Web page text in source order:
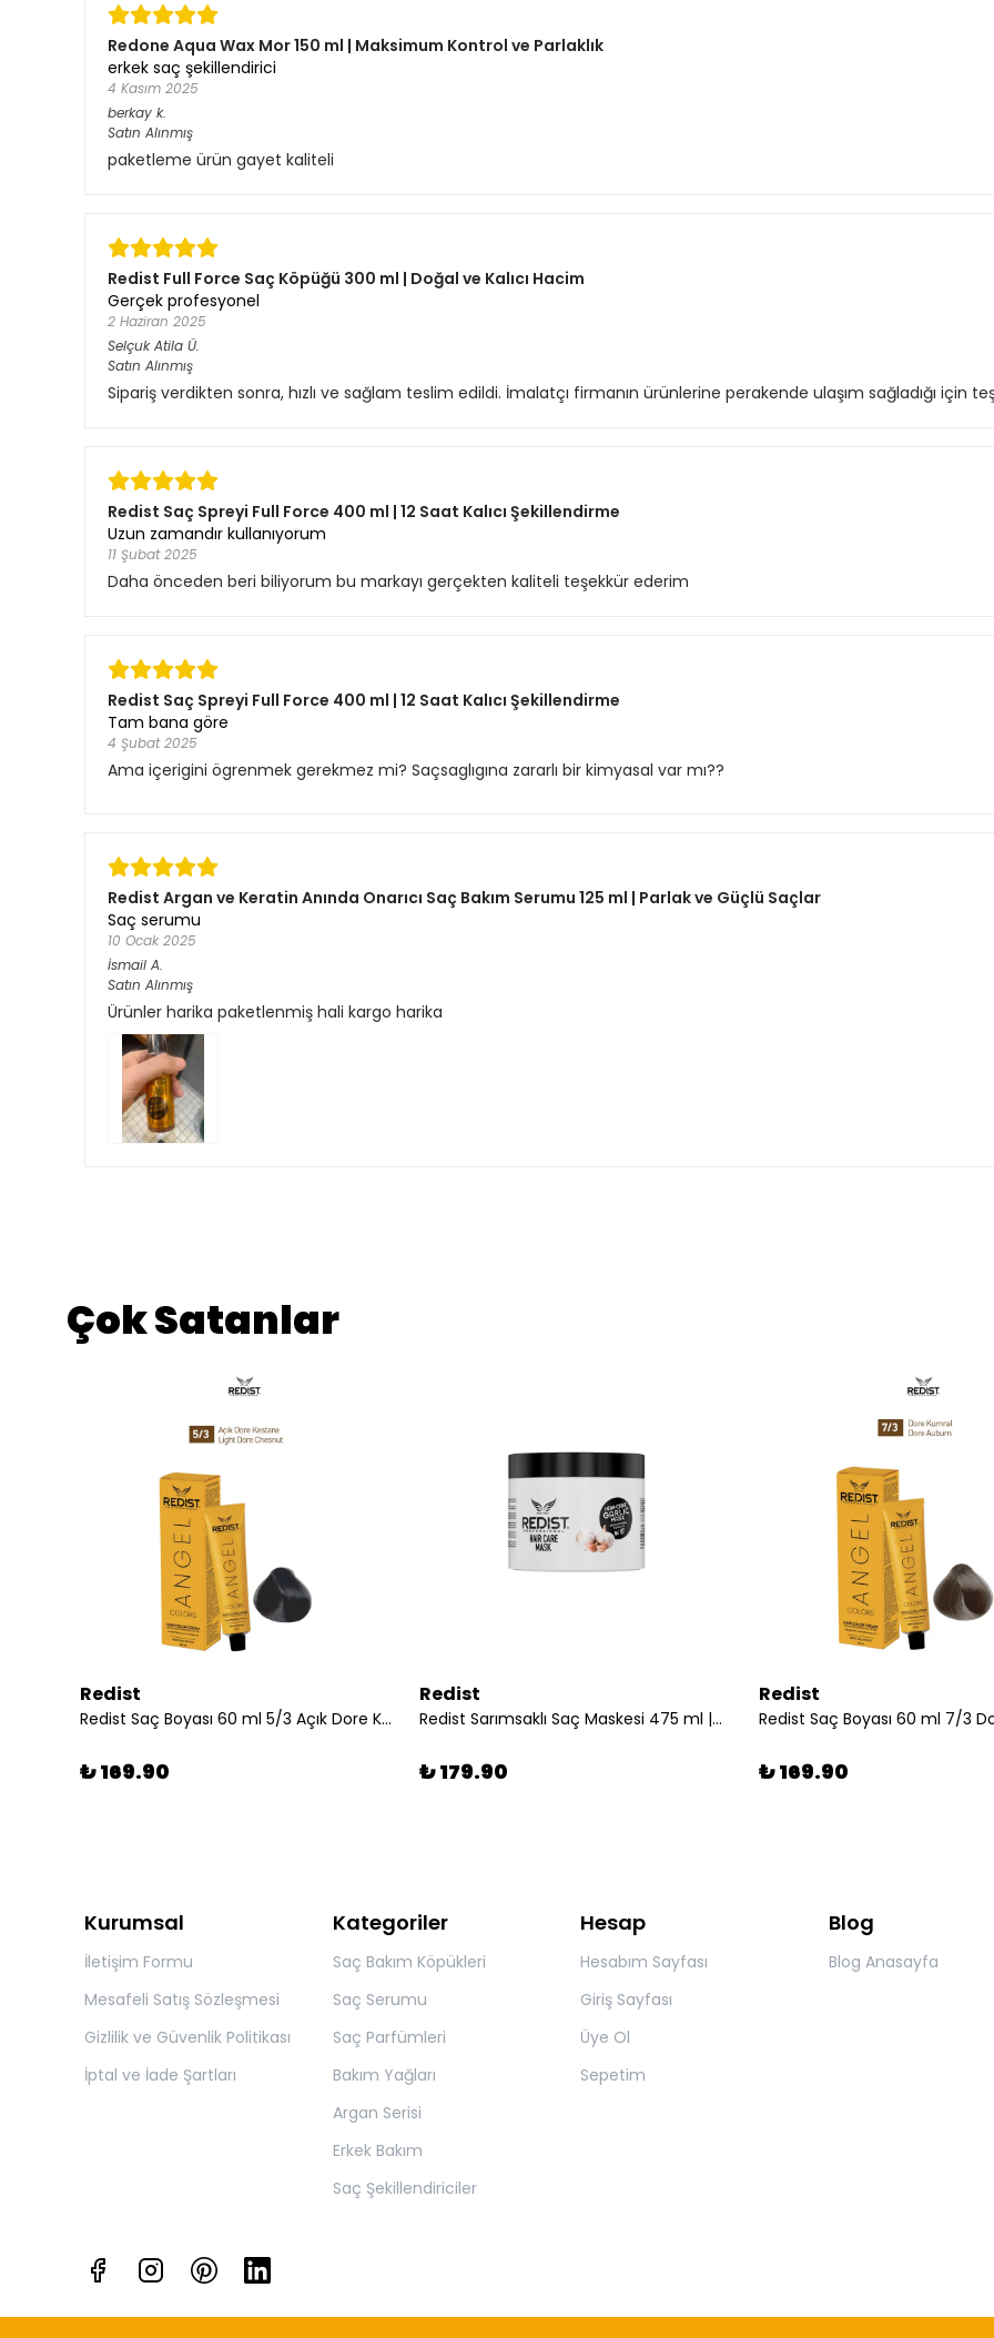
Redone Aqua Wax Mor 150 ml | Maksimum Kontrol ve Parlaklık
erkek saç şekillendirici
4 Kasım 2025
berkay k.
Satın Alınmış
paketleme ürün gayet kaliteli
Redist Full Force Saç Köpüğü 300 ml | Doğal ve Kalıcı Hacim
Gerçek profesyonel
2 Haziran 2025
Selçuk Atila Ü.
Satın Alınmış
Sipariş verdikten sonra, hızlı ve sağlam teslim edildi. İmalatçı firmanın ürünlerine perakende ulaşım sağladığı için
Redist Saç Spreyi Full Force 400 ml | 12 Saat Kalıcı Şekillendirme
Uzun zamandır kullanıyorum
11 Şubat 2025
Daha önceden beri biliyorum bu markayı gerçekten kaliteli teşekkür ederim
Redist Saç Spreyi Full Force 400 ml | 12 Saat Kalıcı Şekillendirme
Tam bana göre
4 Şubat 2025
Ama içerigini ögrenmek gerekmez mi? Saçsaglıgına zararlı bir kimyasal var mı??
Redist Argan ve Keratin Anında Onarıcı Saç Bakım Serumu 125 ml | Parlak ve Güçlü Saçlar
Saç serumu
10 Ocak 2025
İsmail A.
Satın Alınmış
Ürünler harika paketlenmiş hali kargo harika
Çok Satanlar
Redist
Redist Saç Boyası 60 ml 5/3 Açık Dore Kestane
₺ 169.90
Redist
Redist Sarımsaklı Saç Maskesi 475 ml |Dökülme Karşıtı ve Güçlendirici Bakım
₺ 179.90
Redist
Redist Saç Boyası 60 ml 7/3
₺ 169.90
Kurumsal
İletişim Formu
Mesafeli Satış Sözleşmesi
Gizlilik ve Güvenlik Politikası
İptal ve İade Şartları
Kategoriler
Saç Bakım Köpükleri
Saç Serumu
Saç Parfümleri
Bakım Yağları
Argan Serisi
Erkek Bakım
Saç Şekillendiriciler
Hesap
Hesabım Sayfası
Giriş Sayfası
Üye Ol
Sepetim
Blog
Blog Anasayfa